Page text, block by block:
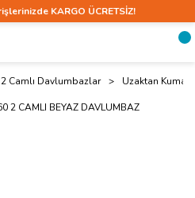
KARGO ÜCRETSİZ!
2 Camlı Davlumbazlar Uzaktan